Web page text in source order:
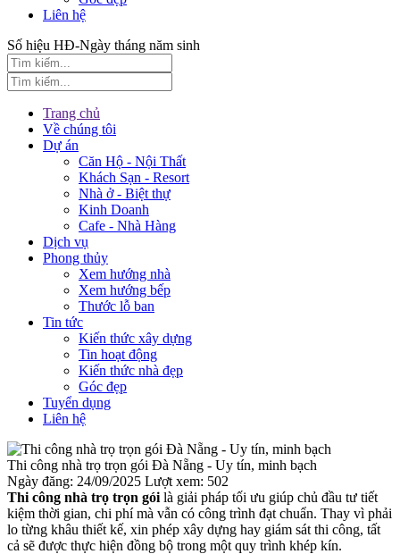
Liên hệ
Số hiệu HĐ-Ngày tháng năm sinh
Trang chủ
Về chúng tôi
Dự án
Căn Hộ - Nội Thất
Khách Sạn - Resort
Nhà ở - Biệt thự
Kinh Doanh
Cafe - Nhà Hàng
Dịch vụ
Phong thủy
Xem hướng nhà
Xem hướng bếp
Thước lỗ ban
Tin tức
Kiến thức xây dựng
Tin hoạt động
Kiến thức nhà đẹp
Góc đẹp
Tuyển dụng
Liên hệ
Thi công nhà trọ trọn gói Đà Nẵng - Uy tín, minh bạch
Ngày đăng: 24/09/2025 Lượt xem: 502
Thi công nhà trọ trọn gói là giải pháp tối ưu giúp chủ đầu tư tiết
kiệm thời gian, chi phí mà vẫn có công trình đạt chuẩn. Thay vì phải
lo từng khâu thiết kế, xin phép xây dựng hay giám sát thi công, tất
cả sẽ được thực hiện đồng bộ trong một quy trình khép kín.